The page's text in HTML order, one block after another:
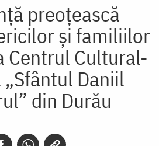
preoțească
și familiilor
Centrul Cultural-
Daniil
din Durău